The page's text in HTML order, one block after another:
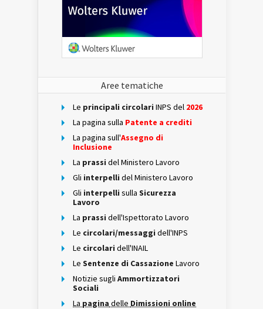
Aree tematiche
Le principali circolari INPS del 2026
La pagina sulla Patente a crediti
La pagina sull'Assegno di
Inclusione
La prassi del Ministero Lavoro
Gli interpelli del Ministero Lavoro
Gli interpelli sulla Sicurezza
Lavoro
La prassi dell'Ispettorato Lavoro
Le circolari/messaggi dell'INPS
Le circolari dell'INAIL
Le Sentenze di Cassazione Lavoro
Notizie sugli Ammortizzatori
Sociali
La pagina delle Dimissioni online